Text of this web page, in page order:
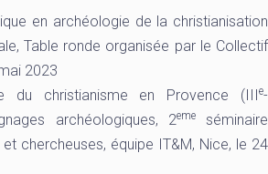
en archéologie de la christianisation
Table ronde organisée par le Collectif
2023
du christianisme en Provence (IIIe-
archéologiques, 2emeséminaire
chercheuses, équipe IT&M, Nice, le 24